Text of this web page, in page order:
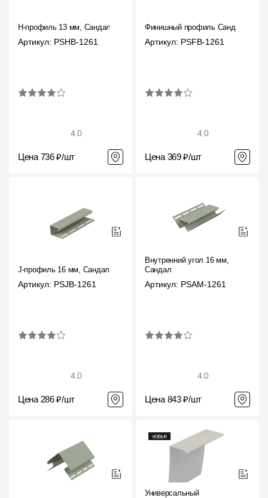
H-профиль 13 мм, Сандал
Артикул: PSHB-1261
4.0
Цена 736 ₽/шт
Финишный профиль Сандал
Артикул: PSFB-1261
4.0
Цена 369 ₽/шт
J-профиль 16 мм, Сандал
Артикул: PSJB-1261
4.0
Цена 286 ₽/шт
Внутренний угол 16 мм,
Сандал
Артикул: PSAM-1261
4.0
Цена 843 ₽/шт
Универсальный